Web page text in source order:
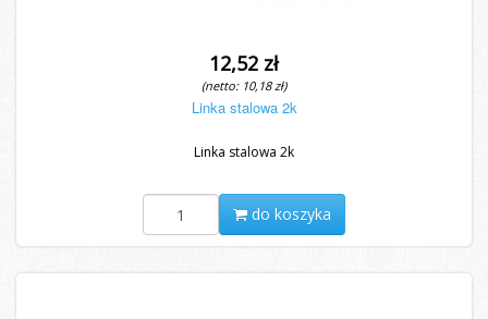
12,52 zł
(netto: 10,18 zł)
Linka stalowa 2k
Linka stalowa 2k
do koszyka